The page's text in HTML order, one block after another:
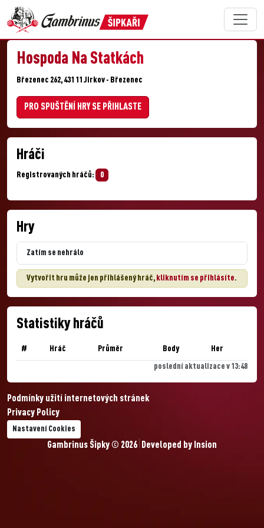
Hospoda Na Statkách
Březenec 262, 431 11 Jirkov - Březenec
PRO SPUŠTĚNÍ HRY SE PŘIHLASTE
Hráči
Registrovaných hráčů: 0
Hry
Zatím se nehrálo
Vytvořit hru může jen přihlášený hráč, kliknutím se přihlásíte.
Statistiky hráčů
# Hráč Průměr Body Her
poslední aktualizace v 13:48
Podmínky užití internetových stránek
Privacy Policy
Nastavení Cookies
Gambrinus Šipky © 2026 Developed by Insion